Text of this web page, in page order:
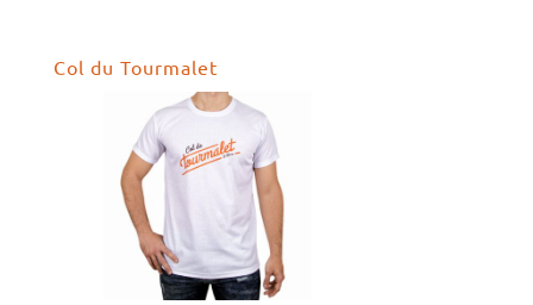
era:
52,00 €.
Col du Tourmalet